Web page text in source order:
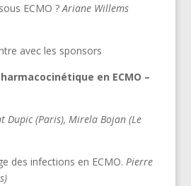
ECMO ?Ariane Willems
avec les sponsors
en ECMO –
Dupic (Paris), Mirela Bojan (Le
des infections en ECMO. Pierre